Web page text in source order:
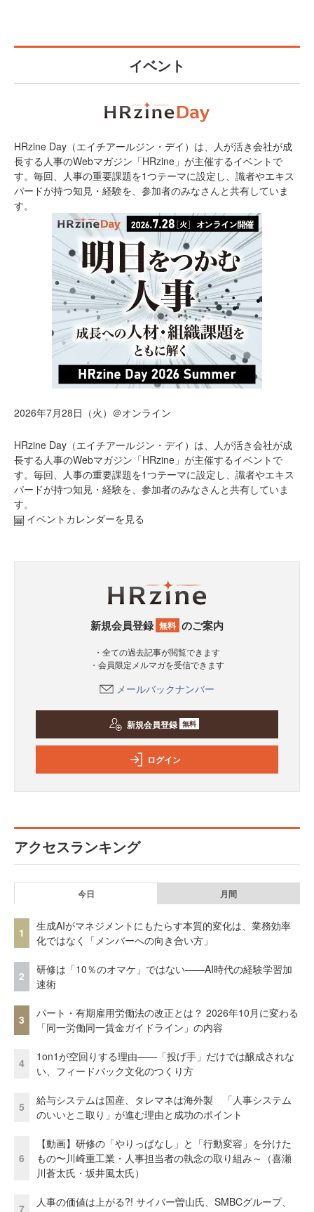
イベント
HRzine Day（エイチアールジン・デイ）は、人が活き会社が成
長する人事のWebマガジン「HRzine」が主催するイベントで
す。毎回、人事の重要課題を1つテーマに設定し、識者やエキス
パードが持つ知見・経験を、参加者のみなさんと共有していま
す。
2026年7月28日（火）＠オンライン
HRzine Day（エイチアールジン・デイ）は、人が活き会社が成
長する人事のWebマガジン「HRzine」が主催するイベントで
す。毎回、人事の重要課題を1つテーマに設定し、識者やエキス
パードが持つ知見・経験を、参加者のみなさんと共有していま
す。
イベントカレンダーを見る
新規会員登録 無料 のご案内
・全ての過去記事が閲覧できます
・会員限定メルマガを受信できます
メールバックナンバー
新規会員登録 無料
ログイン
アクセスランキング
今日 月間
1
生成AIがマネジメントにもたらす本質的変化は、業務効率
化ではなく「メンバーへの向き合い方」
2
研修は「10％のオマケ」ではない——AI時代の経験学習加
速術
3
パート・有期雇用労働法の改正とは？ 2026年10月に変わる
「同一労働同一賃金ガイドライン」の内容
4
1on1が空回りする理由——「投げ手」だけでは醸成されな
い、フィードバック文化のつくり方
5
給与システムは国産、タレマネは海外製 「人事システム
のいいとこ取り」が進む理由と成功のポイント
6
【動画】研修の「やりっぱなし」と「行動変容」を分けた
もの〜川崎重工業・人事担当者の執念の取り組み～（喜瀬
川蒼太氏・坂井風太氏）
7
人事の価値は上がる?! サイバー曽山氏、SMBCグループ、